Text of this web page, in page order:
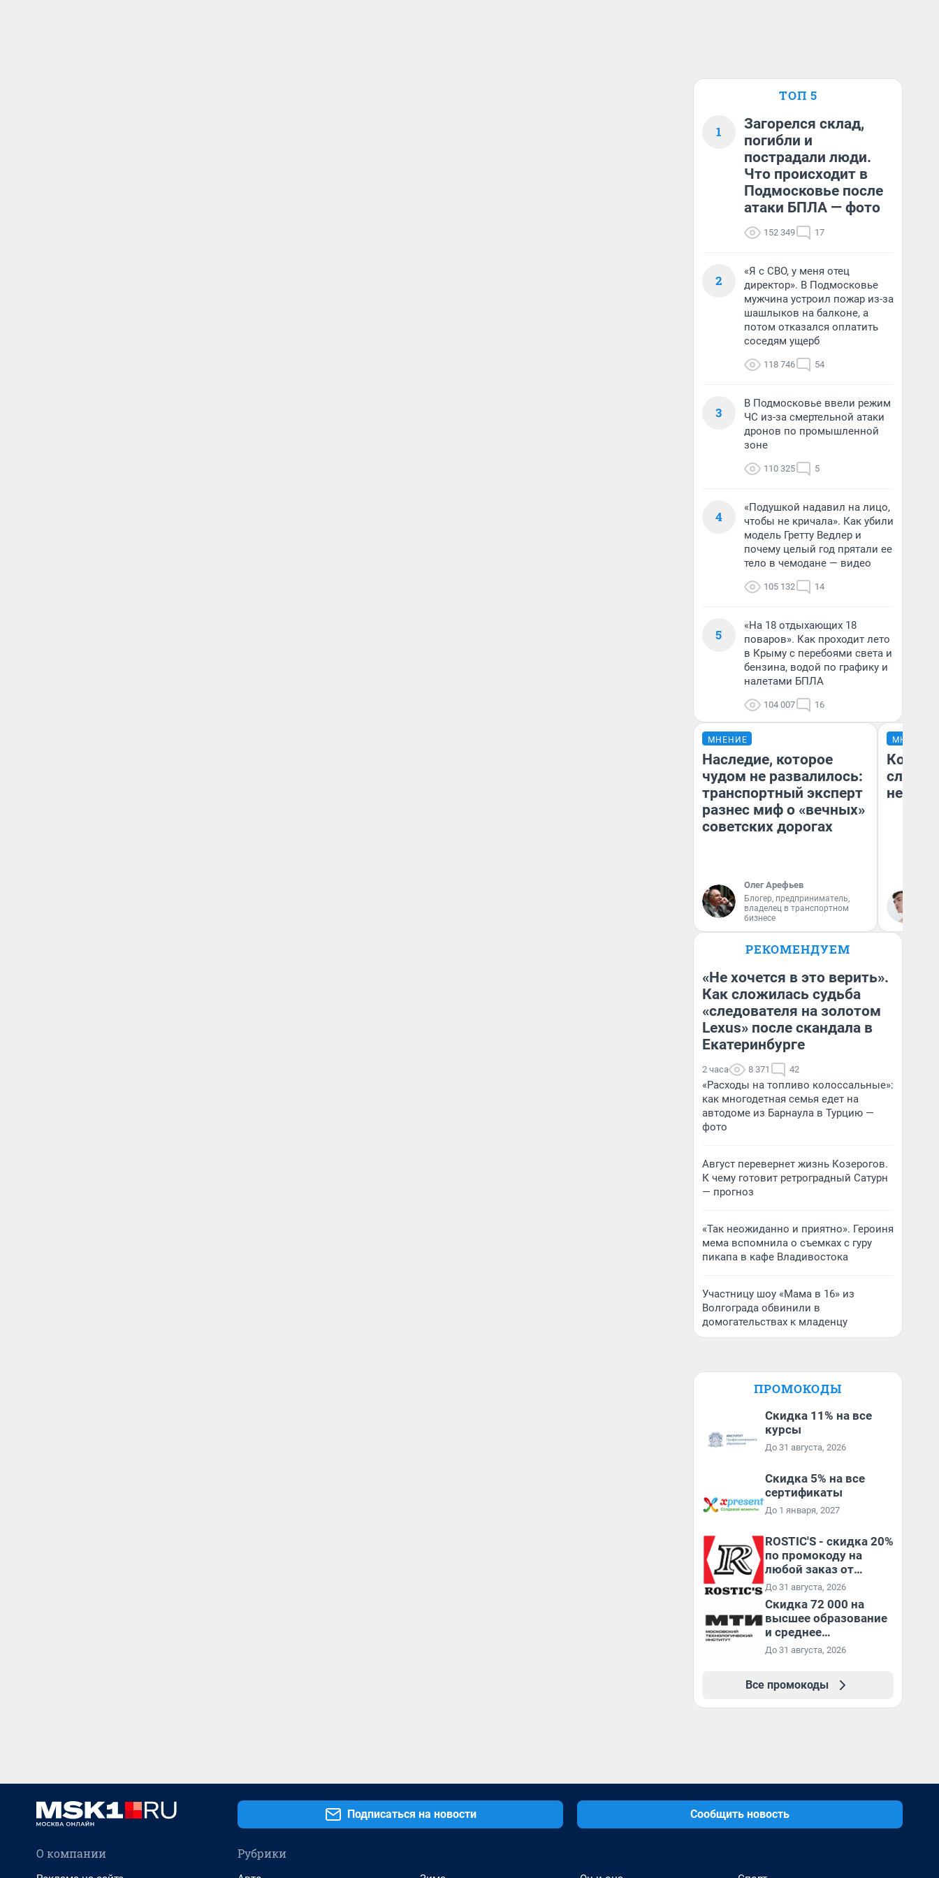
ТОП 5
1
Загорелся склад,
погибли и
пострадали люди.
Что происходит в
Подмосковье после
атаки БПЛА — фото
152 349 17
2
«Я с СВО, у меня отец
директор». В Подмосковье
мужчина устроил пожар из-за
шашлыков на балконе, а
потом отказался оплатить
соседям ущерб
118 746 54
3
В Подмосковье ввели режим
ЧС из-за смертельной атаки
дронов по промышленной
зоне
110 325 5
4
«Подушкой надавил на лицо,
чтобы не кричала». Как убили
модель Гретту Ведлер и
почему целый год прятали ее
тело в чемодане — видео
105 132 14
5
«На 18 отдыхающих 18
поваров». Как проходит лето
в Крыму с перебоями света и
бензина, водой по графику и
налетами БПЛА
104 007 16
МНЕНИЕ
Наследие, которое
чудом не развалилось:
транспортный эксперт
разнес миф о «вечных»
советских дорогах
Олег Арефьев
Блогер, предприниматель,
владелец в транспортном
бизнесе
МНЕНИЕ
Когда
слов:
немых
РЕКОМЕНДУЕМ
«Не хочется в это верить».
Как сложилась судьба
«следователя на золотом
Lexus» после скандала в
Екатеринбурге
2 часа 8 371 42
«Расходы на топливо колоссальные»:
как многодетная семья едет на
автодоме из Барнаула в Турцию —
фото
Август перевернет жизнь Козерогов.
К чему готовит ретроградный Сатурн
— прогноз
«Так неожиданно и приятно». Героиня
мема вспомнила о съемках с гуру
пикапа в кафе Владивостока
Участницу шоу «Мама в 16» из
Волгограда обвинили в
домогательствах к младенцу
ПРОМОКОДЫ
Скидка 11% на все
курсы
До 31 августа, 2026
Скидка 5% на все
сертификаты
До 1 января, 2027
ROSTIC'S - скидка 20%
по промокоду на
любой заказ от
3199₽!
До 31 августа, 2026
Скидка 72 000 на
высшее образование
и среднее
специальное
До 31 августа, 2026
Все промокоды
Подписаться на новости Сообщить новость
О компании Рубрики